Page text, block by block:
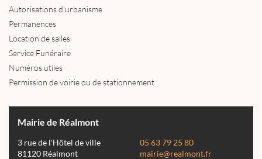
Autorisations d'urbanisme
Permanences
Location de salles
Service Funéraire
Numéros utiles
Permission de voirie ou de stationnement
Mairie de Réalmont
3 rue de l'Hôtel de ville
81120 Réalmont
05 63 79 25 80
mairie@realmont.fr